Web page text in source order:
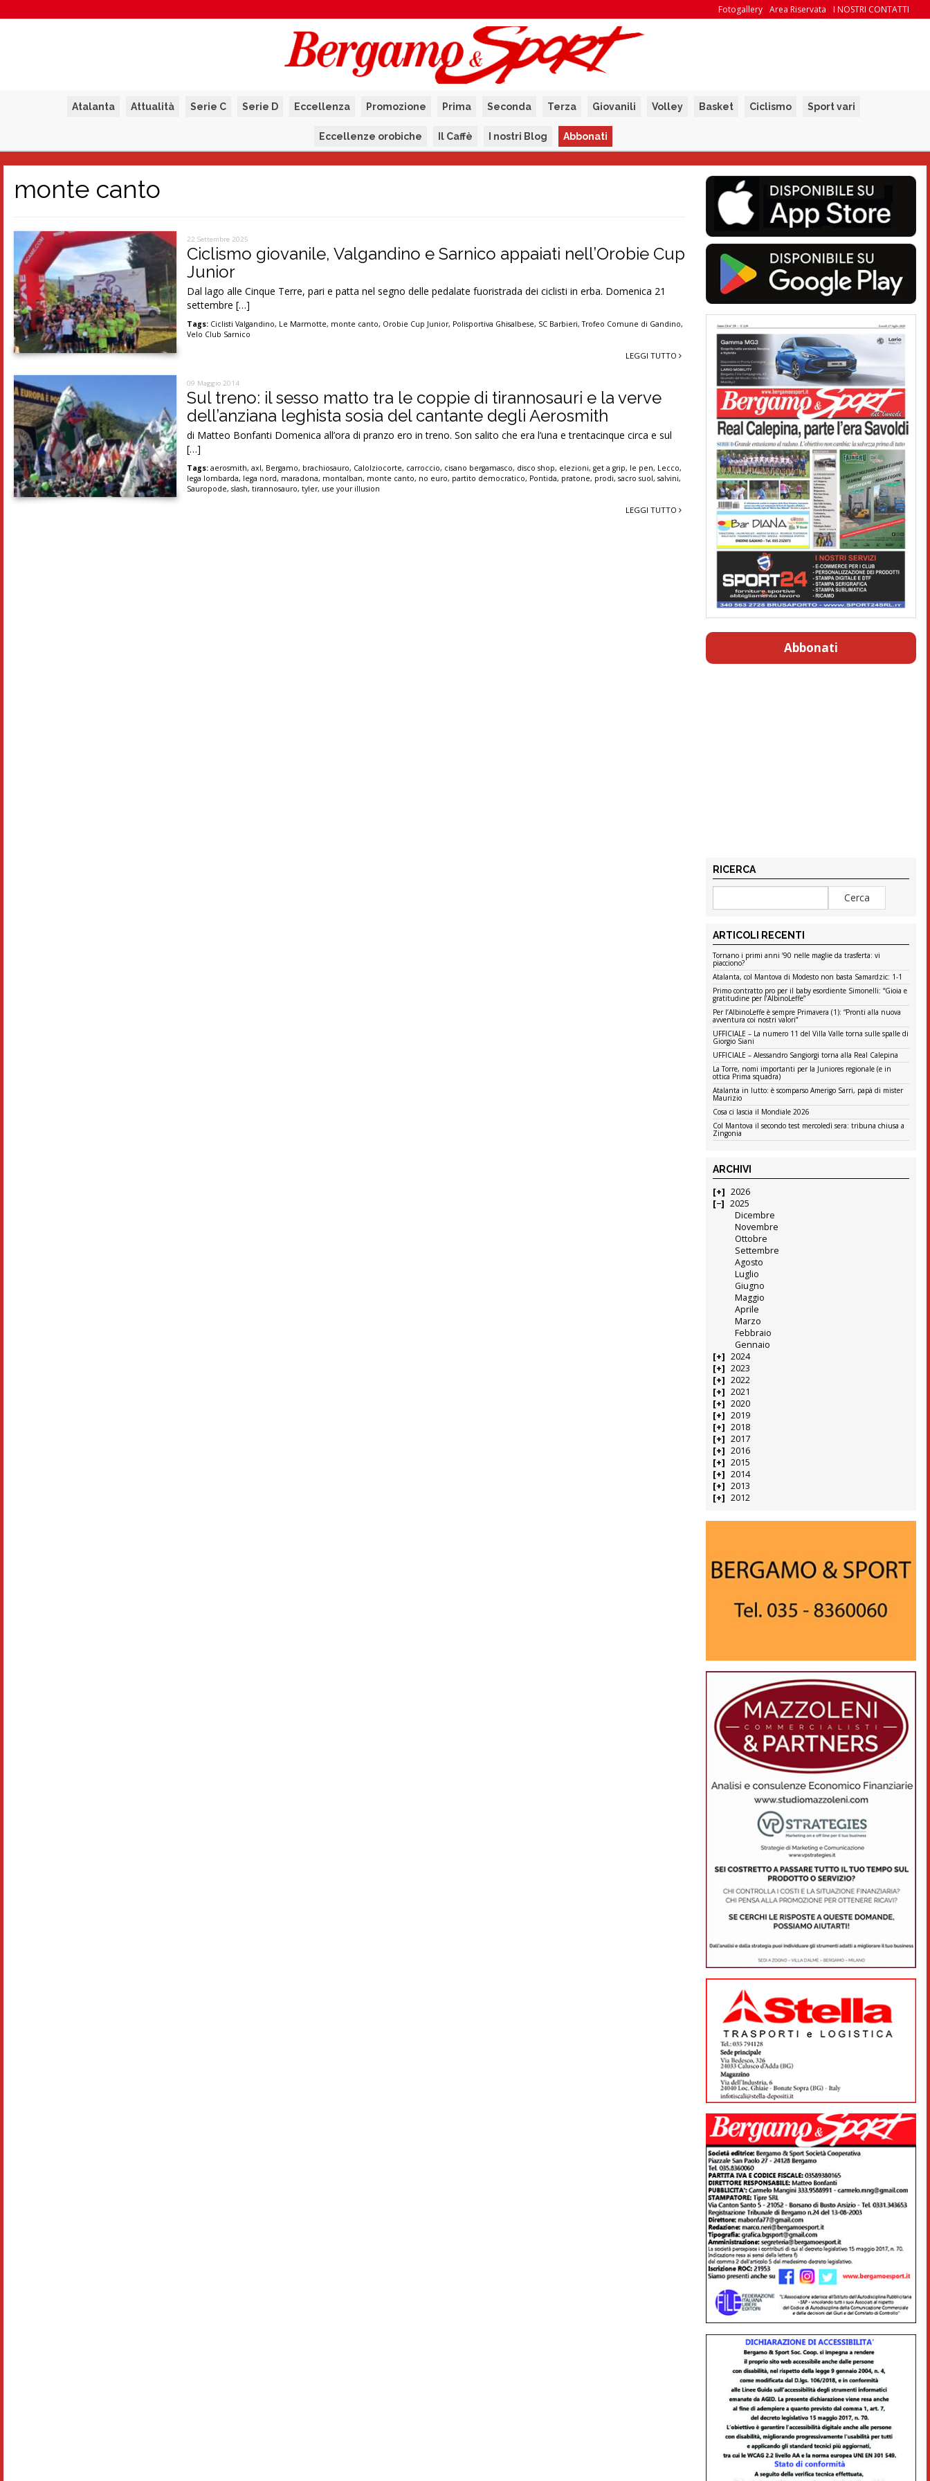
I NOSTRI CONTATTI
Area Riservata
Fotogallery
Atalanta Attualità Serie C Serie D Eccellenza Promozione Prima Seconda Terza Giovanili Volley Basket Ciclismo Sport vari
Eccellenze orobiche Il Caffè I nostri Blog Abbonati
monte canto
22 Settembre 2025
Ciclismo giovanile, Valgandino e Sarnico appaiati nell’Orobie Cup
Junior
Dal lago alle Cinque Terre, pari e patta nel segno delle pedalate fuoristrada dei ciclisti in erba. Domenica 21
settembre […]
Tags: Ciclisti Valgandino, Le Marmotte, monte canto, Orobie Cup Junior, Polisportiva Ghisalbese, SC Barbieri,Trofeo Comune di Gandino,
Velo Club Sarnico
LEGGI TUTTO
09 Maggio 2014
Sul treno: il sesso matto tra le coppie di tirannosauri e la verve
dell’anziana leghista sosia del cantante degli Aerosmith
di Matteo Bonfanti Domenica all’ora di pranzo ero in treno. Son salito che era l’una e trentacinque circa e sul
[…]
Tags: aerosmith,axl, Bergamo, brachiosauro, Calolziocorte, carroccio, cisano bergamasco, disco shop, elezioni,get a grip, le pen, Lecco,
lega lombarda, lega nord, maradona, montalban, monte canto, no euro, partito democratico, Pontida, pratone, prodi,sacro suol,salvini,
Sauropode,slash,tirannosauro,tyler, use your illusion
LEGGI TUTTO
Abbonati
RICERCA
ARTICOLI RECENTI
Tornano i primi anni ’90 nelle maglie da trasferta: vi
piacciono?
Atalanta, col Mantova di Modesto non basta Samardzic: 1-1
Primo contratto pro per il baby esordiente Simonelli: “Gioia e
gratitudine per l’AlbinoLeffe”
Per l’AlbinoLeffe è sempre Primavera (1): “Pronti alla nuova
avventura coi nostri valori”
UFFICIALE – La numero 11 del Villa Valle torna sulle spalle di
Giorgio Siani
UFFICIALE – Alessandro Sangiorgi torna alla Real Calepina
La Torre, nomi importanti per la Juniores regionale (e in
ottica Prima squadra)
Atalanta in lutto: è scomparso Amerigo Sarri, papà di mister
Maurizio
Cosa ci lascia il Mondiale 2026
Col Mantova il secondo test mercoledì sera: tribuna chiusa a
Zingonia
ARCHIVI
2026
2025
Dicembre
Novembre
Ottobre
Settembre
Agosto
Luglio
Giugno
Maggio
Aprile
Marzo
Febbraio
Gennaio
2024
2023
2022
2021
2020
2019
2018
2017
2016
2015
2014
2013
2012